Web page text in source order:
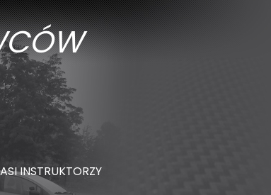
NASI INSTRUKTORZY